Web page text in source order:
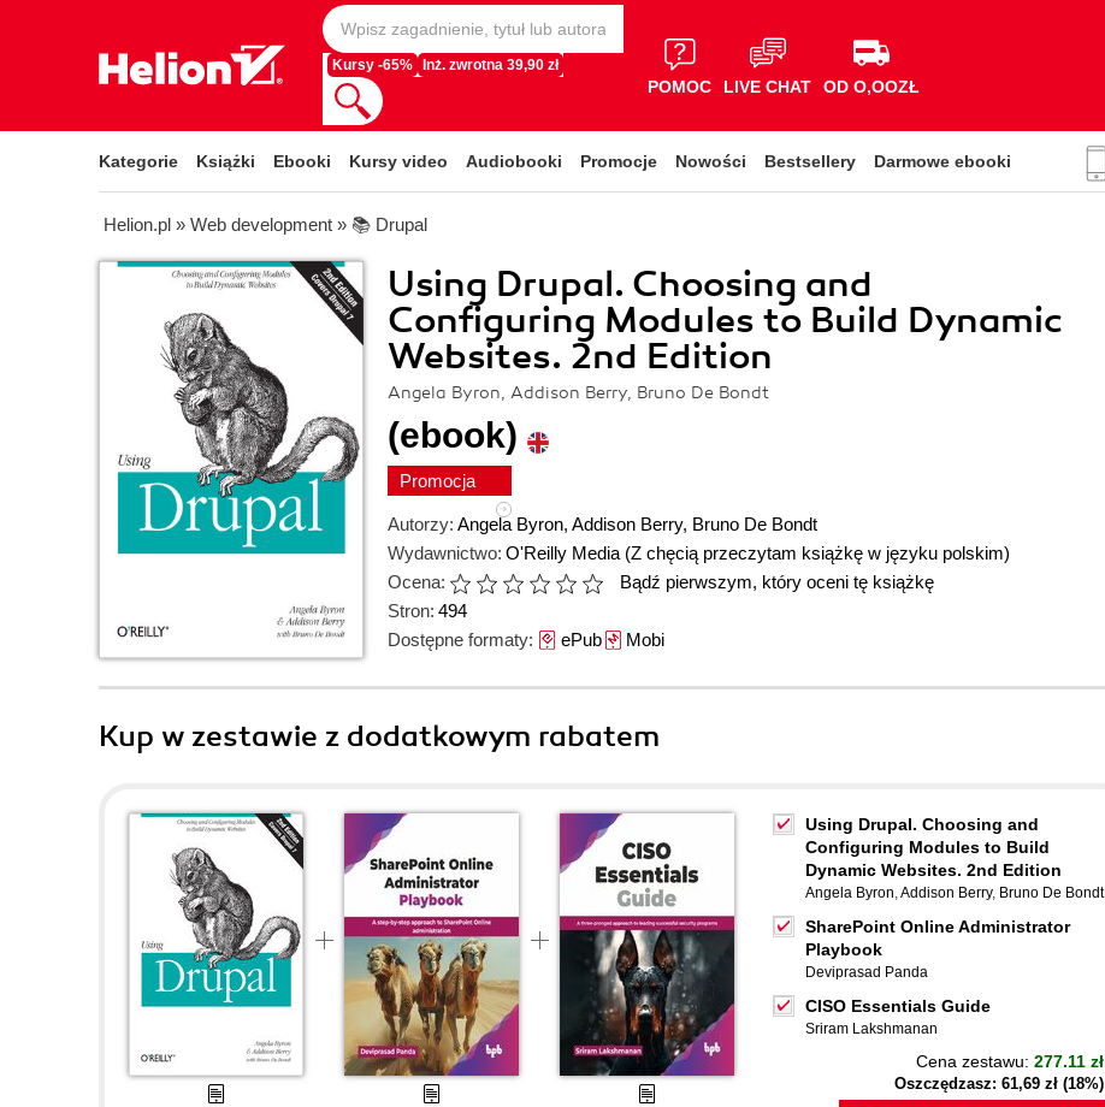
Kursy -65% Inż. zwrotna 39,90 zł
POMOC LIVE CHAT OD O,OOZŁ
Kategorie Książki Ebooki Kursy video Audiobooki Promocje Nowości Bestsellery Darmowe ebooki
Helion.pl » Web development » 📚 Drupal
Using Drupal. Choosing and
Configuring Modules to Build Dynamic
Websites. 2nd Edition
Angela Byron, Addison Berry, Bruno De Bondt
(ebook)
Promocja
Autorzy: Angela Byron, Addison Berry, Bruno De Bondt
Wydawnictwo: O'Reilly Media (Z chęcią przeczytam książkę w języku polskim)
Ocena:
Bądź pierwszym, który oceni tę książkę
Stron: 494
Dostępne formaty: ePubMobi
Kup w zestawie z dodatkowym rabatem
Using Drupal. Choosing and
Configuring Modules to Build
Dynamic Websites. 2nd Edition
Angela Byron,Addison Berry, Bruno De Bondt
SharePoint Online Administrator
Playbook
Deviprasad Panda
CISO Essentials Guide
Sriram Lakshmanan
Cena zestawu: 277.11 zł
Oszczędzasz: 61,69 zł (18%)